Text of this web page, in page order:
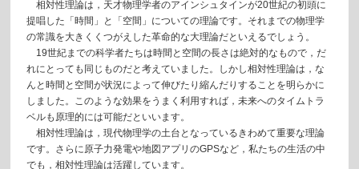
相対性理論は，天才物理学者のアインシュタインが20世紀の初頭に
提唱した「時間」と「空間」についての理論です。それまでの物理学
の常識を大きくくつがえした革命的な大理論だといえるでしょう。
19世紀までの科学者たちは時間と空間の長さは絶対的なもので，だ
れにとっても同じものだと考えていました。しかし相対性理論は，な
んと時間と空間が状況によって伸びたり縮んだりすることを明らかに
しました。このような効果をうまく利用すれば，未来へのタイムトラ
ベルも原理的には可能だといいます。
相対性理論は，現代物理学の土台となっているきわめて重要な理論
です。さらに原子力発電や地図アプリのGPSなど，私たちの生活の中
でも，相対性理論は活躍しています。